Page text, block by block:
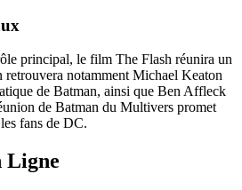
principal, le film The Flash réunira un
retrouvera notamment Michael Keaton
de Batman, ainsi que Ben Affleck
de Batman du Multivers promet
fans de DC.
Ligne